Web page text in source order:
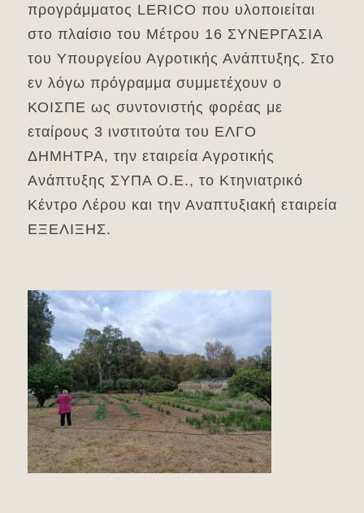
προγράμματος LERICO που υλοποιείται
στο πλαίσιο του Μέτρου 16 ΣΥΝΕΡΓΑΣΙΑ
του Υπουργείου Αγροτικής Ανάπτυξης. Στο
εν λόγω πρόγραμμα συμμετέχουν ο
ΚΟΙΣΠΕ ως συντονιστής φορέας με
εταίρους 3 ινστιτούτα του ΕΛΓΟ
ΔΗΜΗΤΡΑ, την εταιρεία Αγροτικής
Ανάπτυξης ΣΥΠΑ Ο.Ε., το Κτηνιατρικό
Κέντρο Λέρου και την Αναπτυξιακή εταιρεία
ΕΞΕΛΙΞΗΣ.